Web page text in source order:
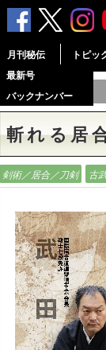
月刊秘伝
最新号
バックナンバー
トピッ
斬れる居
剣術／居合／刀剣 古